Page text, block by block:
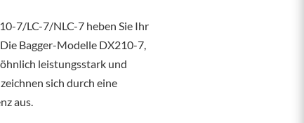
7/LC-7/NLC-7 heben Sie Ihr
Bagger-Modelle DX210-7,
leistungsstark und
sich durch eine
aus.